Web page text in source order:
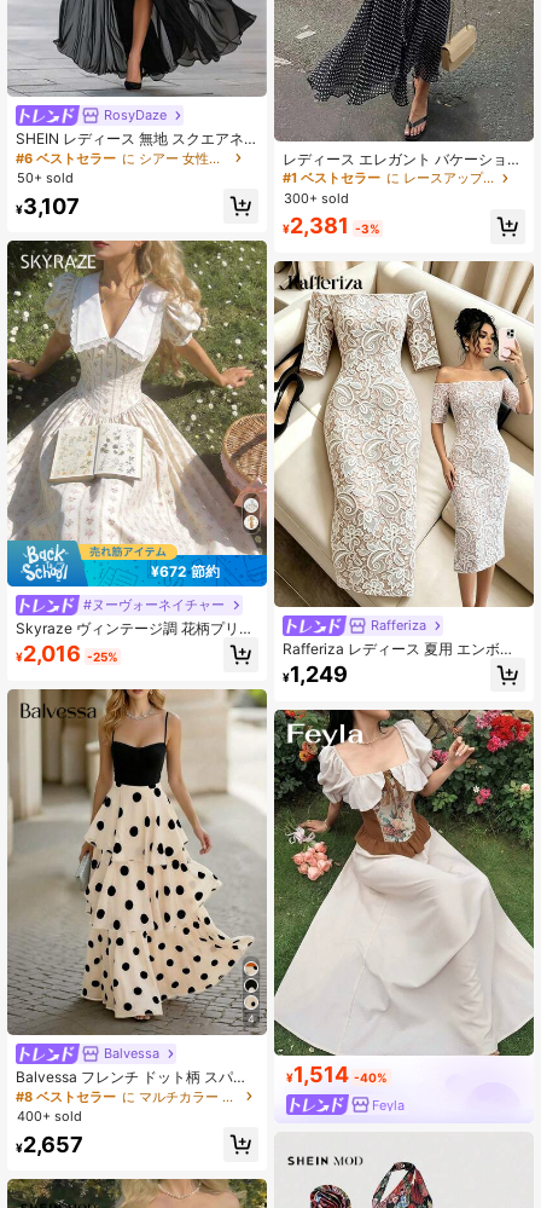
RosyDaze
SHEIN レディース 無地 スクエアネ
ック ワンピース
#6 ベストセラー
に シアー 女性のミディドレス
50+ sold
¥3,107
¥672 節約
#ヌーヴォーネイチャー
Skyraze ヴィンテージ調 花柄プリン
トミディドレス ノッチ襟 パフスリー
ブ - ヴィンテージコートスタイル、
ィースクルーズウェア、バカンス、
デート、ピクニック、パーティー、
プロム、フェスティバル、誕生日に
¥2,016 -25%
4
Balvessa
Balvessa フレンチ ドット柄 スパゲ
ッティストラップ レイヤード バック
レス ウエストシャーリング ドレス
#8 ベストセラー
に マルチカラー 床まで届く丈のドレス
400+ sold
¥2,657
レディース エレガント バケーション
ロング水玉ワンピース スタンドカラ
ー ウエストリボン ノースリーブ ア
シンメトリーヘム ドット柄 セクシー
織り生地 ヴィンテージ ビーチ ホリ
デー カジュアル デート 春夏 ブラッ
ク フレンチガール風
#1 ベストセラー
に レースアップ 女性のドレス
300+ sold
¥2,381 -3%
Rafferiza
Rafferiza レディース 夏用 エンボス
レースプリント オフショルダー ボデ
ィコンドレス、優雅でエレガントな
ー用
¥1,249
¥1,514 -40%
Feyla